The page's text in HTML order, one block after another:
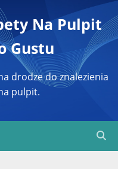
Na Pulpit
Gustu
drodze do znalezienia
pulpit.